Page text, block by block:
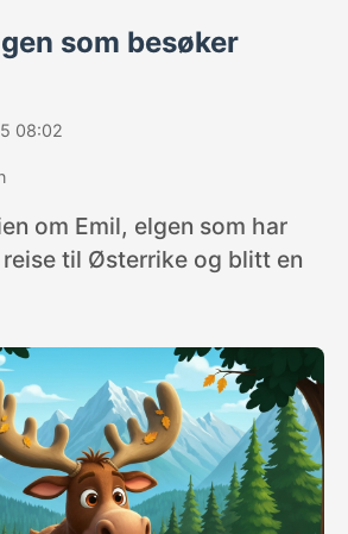
som besøker
08:02
om Emil, elgen som har
til Østerrike og blitt en